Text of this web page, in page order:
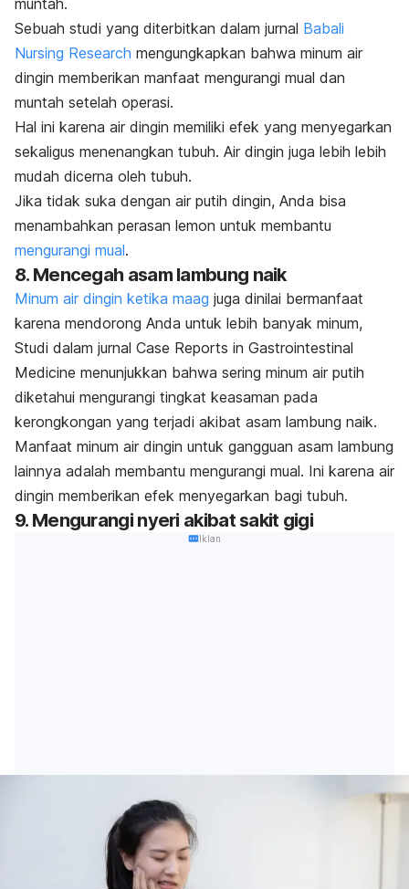
muntah.
Sebuah studi yang diterbitkan dalam jurnal Babali
Nursing Research mengungkapkan bahwa minum air
dingin memberikan manfaat mengurangi mual dan
muntah setelah operasi.
Hal ini karena air dingin memiliki efek yang menyegarkan
sekaligus menenangkan tubuh. Air dingin juga lebih lebih
mudah dicerna oleh tubuh.
Jika tidak suka dengan air putih dingin, Anda bisa
menambahkan perasan lemon untuk membantu
mengurangi mual.
8. Mencegah asam lambung naik
Minum air dingin ketika maag juga dinilai bermanfaat
karena mendorong Anda untuk lebih banyak minum,
Studi dalam jurnal Case Reports in Gastrointestinal
Medicine menunjukkan bahwa sering minum air putih
diketahui mengurangi tingkat keasaman pada
kerongkongan yang terjadi akibat asam lambung naik.
Manfaat minum air dingin untuk gangguan asam lambung
lainnya adalah membantu mengurangi mual. Ini karena air
dingin memberikan efek menyegarkan bagi tubuh.
9. Mengurangi nyeri akibat sakit gigi
Iklan